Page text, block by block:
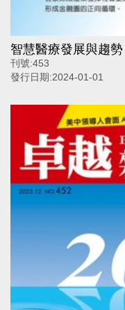
智慧醫療發展與趨勢
刊號:453
發行日期:2024-01-01